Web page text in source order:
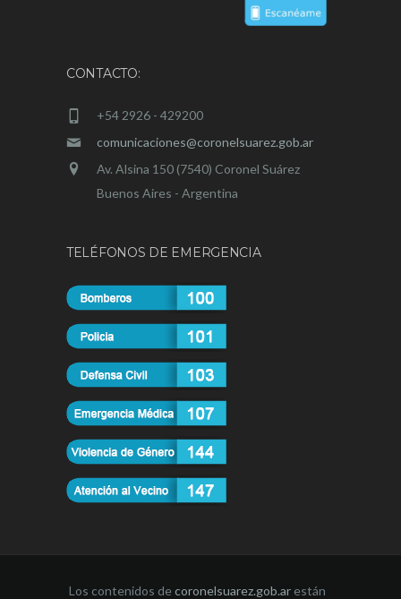
CONTACTO:
+54 2926 - 429200
comunicaciones@coronelsuarez.gob.ar
Av. Alsina 150 (7540) Coronel Suárez
Buenos Aires - Argentina
TELÉFONOS DE EMERGENCIA
Los contenidos decoronelsuarez.gob.ar están